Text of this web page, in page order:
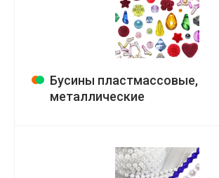
Бусины пластмассовые,
металлические